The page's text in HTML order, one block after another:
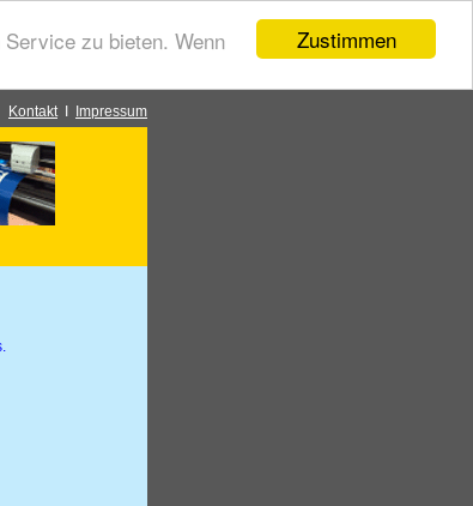
Zustimmen
zu bieten. Wenn
KontaktI Impressum